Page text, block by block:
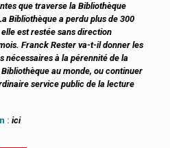
que traverse la Bibliothèque
Bibliothèque a perdu plus de 300
est restée sans direction
Franck Rester va-t-il donner les
nécessaires à la pérennité de la
au monde, ou continuer
service public de la lecture
: ici